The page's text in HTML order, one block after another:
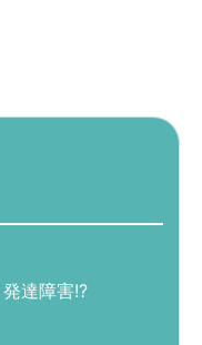
達障害!?